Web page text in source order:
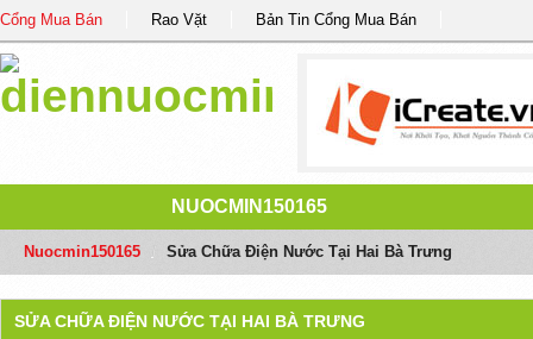
Cổng Mua Bán Rao Vặt Bản Tin Cổng Mua Bán
NUOCMIN150165
Nuocmin150165 Sửa Chữa Điện Nước Tại Hai Bà Trưng
SỬA CHỮA ĐIỆN NƯỚC TẠI HAI BÀ TRƯNG